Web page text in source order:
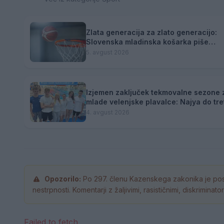
Zlata generacija za zlato generacijo:
Slovenska mladinska košarka piše
zgodovino
5. avgust 2026
Izjemen zaključek tekmovalne sezone
mlade velenjske plavalce: Najya do
naziva državne prvakinje
4. avgust 2026
Opozorilo: Po 297. členu Kazenskega zakonika je
nestrpnosti. Komentarji z žaljivimi, rasističnimi,